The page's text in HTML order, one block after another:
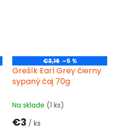
€3,16 –5 %
Grešík Earl Grey čierny
sypaný čaj 70g
Na sklade (1 ks)
€3 / ks